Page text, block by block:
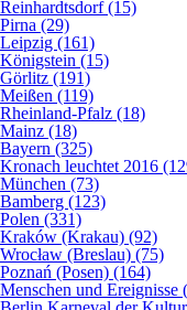
Reinhardtsdorf (15)
Pirna (29)
Leipzig (161)
Königstein (15)
Görlitz (191)
Meißen (119)
Rheinland-Pfalz (18)
Mainz (18)
Bayern (325)
Kronach leuchtet 2016
München (73)
Bamberg (123)
Polen (331)
Kraków (Krakau) (92)
Wrocław (Breslau) (75)
Poznań (Posen) (164)
Menschen und Ereignisse